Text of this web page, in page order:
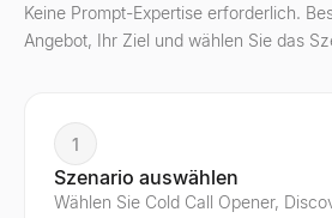
Keine Prompt-Expertise erforderlich.
Angebot, Ihr Ziel und wählen Sie das
1
Szenario auswählen
Wählen Sie Cold Call Opener,